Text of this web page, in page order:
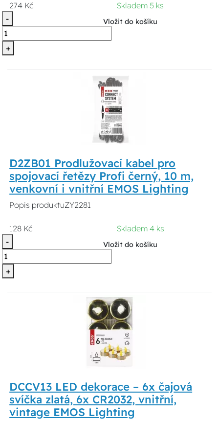
274 Kč
Skladem 5 ks
-
+
Vložit do košíku
D2ZB01 Prodlužovací kabel pro
spojovací řetězy Profi černý, 10 m,
venkovní i vnitřní EMOS Lighting
Popis produktuZY2281
128 Kč
Skladem 4 ks
-
+
Vložit do košíku
DCCV13 LED dekorace – 6x čajová
svíčka zlatá, 6x CR2032, vnitřní,
vintage EMOS Lighting